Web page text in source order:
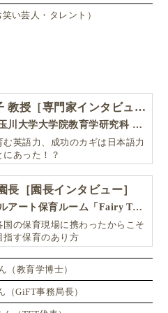
Carle（エリック・カ
い芸人・タレント）
佐藤久美子 教授［専門家インタビュー］
言語学者・玉川大学大学院教育学研究科 教授・NHK「えいごであそぼ」総合指導
む英語力、成功のカギは日本語力
にあった！？
長［園長インタビュー］
バイリンガルアート保育ルーム「Fairy Tale（フェアリーテイル）」
国の保育現場に携わったからこそ
指す保育のあり方
（教育学博士）
（GiFT事務局長）